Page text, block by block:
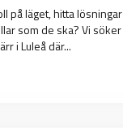
på läget, hitta
som de ska? Vi
i Luleå där...